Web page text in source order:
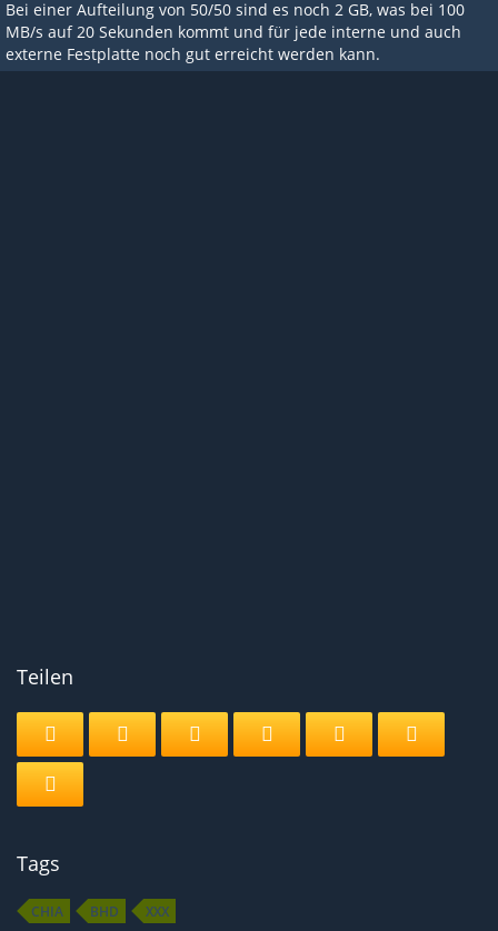
Bei einer Aufteilung von 50/50 sind es noch 2 GB, was bei 100
MB/s auf 20 Sekunden kommt und für jede interne und auch
externe Festplatte noch gut erreicht werden kann.
Teilen
Tags
CHIA BHD XXX